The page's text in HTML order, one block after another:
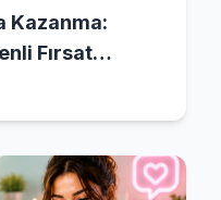
Kazanma:
Fırsat